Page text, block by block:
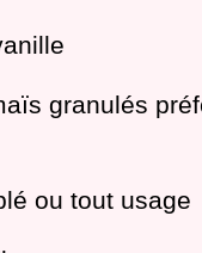
granulés
ou tout usage